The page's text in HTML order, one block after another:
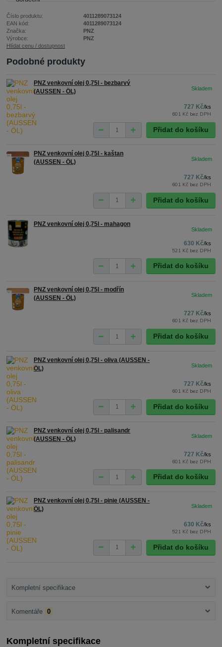
Číslo produktu:
4011289073124
EAN kód:
4011289073124
Značka:
PNZ
Výrobce:
PNZ
Hlídat cenu / dostupnost
Podobné produkty
PNZ venkovní olej 0,75l - bezbarvý
(AUSSEN - ÖL)
727 Kč/ks
601 Kč bez DPH
Přidat do košíku
PNZ venkovní olej 0,75l - kaštan
(AUSSEN - ÖL)
727 Kč/ks
601 Kč bez DPH
Přidat do košíku
PNZ venkovní olej 0,75l - mahagon
630 Kč/ks
521 Kč bez DPH
Přidat do košíku
PNZ venkovní olej 0,75l - modřín
(AUSSEN - ÖL)
727 Kč/ks
601 Kč bez DPH
Přidat do košíku
PNZ venkovní olej 0,75l - oliva (AUSSEN -
ÖL)
727 Kč/ks
601 Kč bez DPH
Přidat do košíku
PNZ venkovní olej 0,75l - palisandr
(AUSSEN - ÖL)
727 Kč/ks
601 Kč bez DPH
Přidat do košíku
PNZ venkovní olej 0,75l - pinie (AUSSEN -
ÖL)
630 Kč/ks
521 Kč bez DPH
Přidat do košíku
Kompletní specifikace
Komentáře 0
Kompletní specifikace